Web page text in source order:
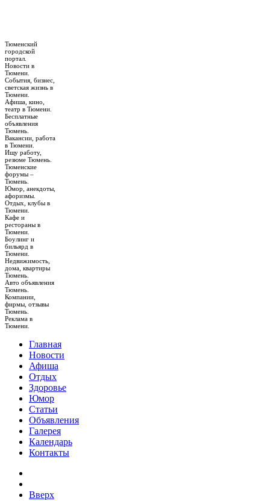
Тюменский
городской
портал.
Новости в
Тюмени.
События, бизнес,
светская жизнь в
Тюмени.
Афиша, кино,
театр в Тюмени.
Бесплатные
объявления
Тюмень.
Вакансии, работа
в Тюмени.
Ищу работу,
резюме Тюмень.
Тюменские
форумы –
Тюмень.
Юмор, анекдоты,
афоризмы.
Отдых, клубы в
Тюмени.
Кафе и
рестораны в
Тюмени.
Боулинг и
бильярд в
Тюмени.
Недвижимость,
дома, квартиры
Тюмень.
Авто объявления
Тюмень.
Компании,
фирмы, отзывы
Тюмень.
Реклама в
Тюмени.
Главная
Новости
Афиша
Отдых
Здоровье
Юмор
Статьи
Объявления
Галерея
Календарь
Контакты
Вверх